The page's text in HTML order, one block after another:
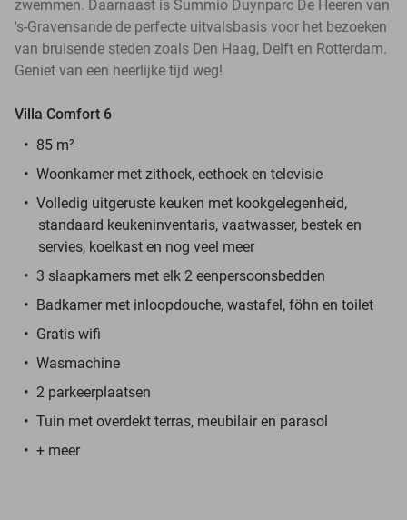
zwemmen. Daarnaast is Summio Duynparc De Heeren van
's-Gravensande de perfecte uitvalsbasis voor het bezoeken
van bruisende steden zoals Den Haag, Delft en Rotterdam.
Geniet van een heerlijke tijd weg!
Villa Comfort 6
85 m²
Woonkamer met zithoek, eethoek en televisie
Volledig uitgeruste keuken met kookgelegenheid,
standaard keukeninventaris, vaatwasser, bestek en
servies, koelkast en nog veel meer
3 slaapkamers met elk 2 eenpersoonsbedden
Badkamer met inloopdouche, wastafel, föhn en toilet
Gratis wifi
Wasmachine
2 parkeerplaatsen
Tuin met overdekt terras, meubilair en parasol
+ meer